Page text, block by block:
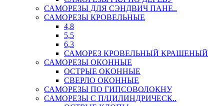
САМОРЕЗЫ ДЛЯ СЭНДВИЧ ПАНЕ..
САМОРЕЗЫ КРОВЕЛЬНЫЕ
4,8
5,5
6,3
САМОРЕЗ КРОВЕЛЬНЫЙ КРАШЕНЫЙ
САМОРЕЗЫ ОКОННЫЕ
ОСТРЫЕ ОКОННЫЕ
СВЕРЛО ОКОННЫЕ
САМОРЕЗЫ ПО ГИПСОВОЛОКНУ
САМОРЕЗЫ С П/ЦИЛИНДРИЧЕСК..